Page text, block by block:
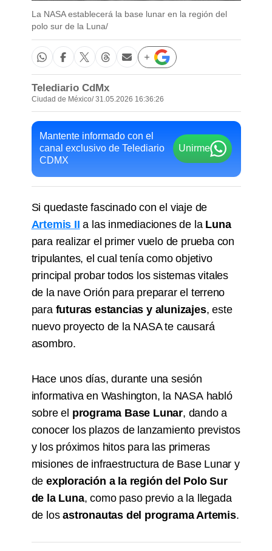
La NASA establecerá la base lunar en la región del
polo sur de la Luna/
Telediario CdMx
Ciudad de México/ 31.05.2026 16:36:26
Mantente informado con el
canal exclusivo de Telediario
CDMX
Unirme
Si quedaste fascinado con el viaje de
Artemis II a las inmediaciones de la Luna
para realizar el primer vuelo de prueba con
tripulantes, el cual tenía como objetivo
principal probar todos los sistemas vitales
de la nave Orión para preparar el terreno
parafuturas estancias y alunizajes, este
nuevo proyecto de la NASA te causará
asombro.
Hace unos días, durante una sesión
informativa en Washington, la NASA habló
sobre el programa Base Lunar, dando a
conocer los plazos de lanzamiento previstos
y los próximos hitos para las primeras
misiones de infraestructura de Base Lunar y
de exploración a la región del Polo Sur
de la Luna, como paso previo a la llegada
de losastronautas del programa Artemis.